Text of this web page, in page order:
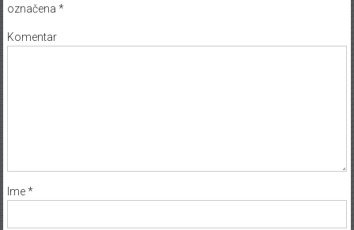
označena *
Komentar
Ime*